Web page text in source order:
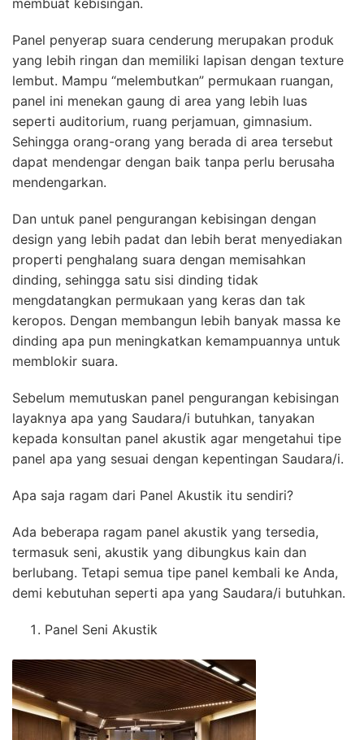
membuat kebisingan.
Panel penyerap suara cenderung merupakan produk
yang lebih ringan dan memiliki lapisan dengan texture
lembut. Mampu “melembutkan” permukaan ruangan,
panel ini menekan gaung di area yang lebih luas
seperti auditorium, ruang perjamuan, gimnasium.
Sehingga orang-orang yang berada di area tersebut
dapat mendengar dengan baik tanpa perlu berusaha
mendengarkan.
Dan untuk panel pengurangan kebisingan dengan
design yang lebih padat dan lebih berat menyediakan
properti penghalang suara dengan memisahkan
dinding, sehingga satu sisi dinding tidak
mengdatangkan permukaan yang keras dan tak
keropos. Dengan membangun lebih banyak massa ke
dinding apa pun meningkatkan kemampuannya untuk
memblokir suara.
Sebelum memutuskan panel pengurangan kebisingan
layaknya apa yang Saudara/i butuhkan, tanyakan
kepada konsultan panel akustik agar mengetahui tipe
panel apa yang sesuai dengan kepentingan Saudara/i.
Apa saja ragam dari Panel Akustik itu sendiri?
Ada beberapa ragam panel akustik yang tersedia,
termasuk seni, akustik yang dibungkus kain dan
berlubang. Tetapi semua tipe panel kembali ke Anda,
demi kebutuhan seperti apa yang Saudara/i butuhkan.
Panel Seni Akustik